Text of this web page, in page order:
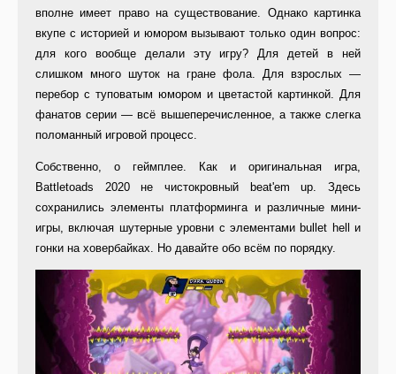
вполне имеет право на существование. Однако картинка
вкупе с историей и юмором вызывают только один вопрос:
для кого вообще делали эту игру? Для детей в ней
слишком много шуток на гране фола. Для взрослых —
перебор с туповатым юмором и цветастой картинкой. Для
фанатов серии — всё вышеперечисленное, а также слегка
поломанный игровой процесс.
Собственно, о геймплее. Как и оригинальная игра,
Battletoads 2020 не чистокровный beat'em up. Здесь
сохранились элементы платформинга и различные мини-
игры, включая шутерные уровни с элементами bullet hell и
гонки на ховербайках. Но давайте обо всём по порядку.